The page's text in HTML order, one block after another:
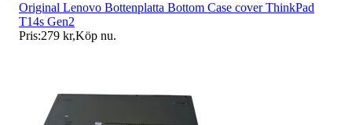
Original Lenovo Bottenplatta Bottom Case cover ThinkPad
T14s Gen2
Pris:279 kr,Köp nu.